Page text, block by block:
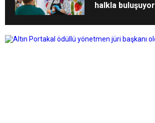
halkla buluşuyor